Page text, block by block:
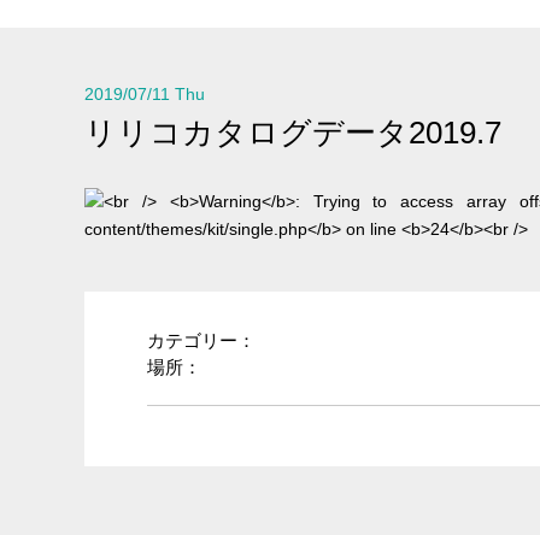
2019/07/11 Thu
リリコカタログデータ2019.7
カテゴリー：
場所：